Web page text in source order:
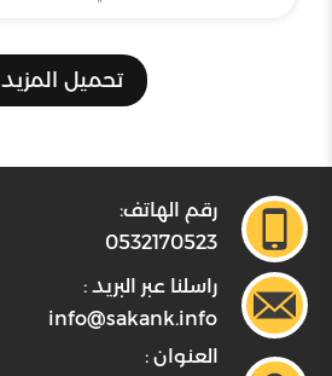
تحميل المزيد
رقم الهاتف:
0532170523
راسلنا عبر البريد :
info@sakank.info
العنوان :